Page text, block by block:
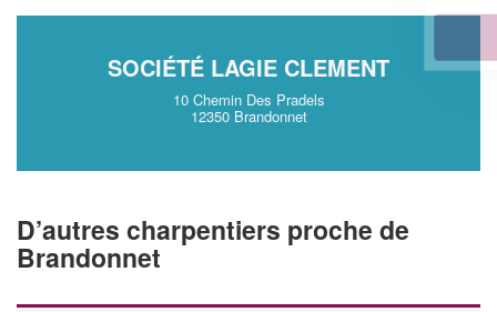
SOCIÉTÉ LAGIE CLEMENT
10 Chemin Des Pradels
12350 Brandonnet
D’autres charpentiers proche de
Brandonnet